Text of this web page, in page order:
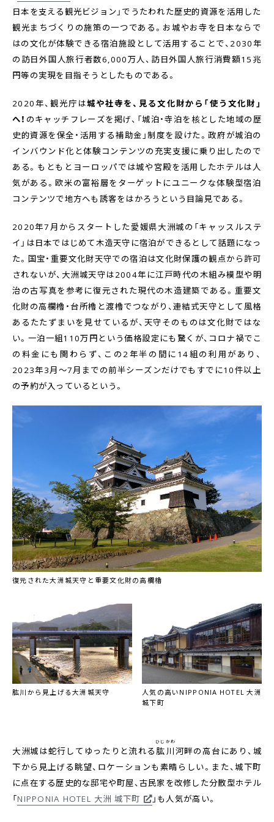
日本を支える観光ビジョン」でうたわれた歴史的資源を活用した
観光まちづくりの施策の一つである。お城やお寺を日本ならで
はの文化が体験できる宿泊施設として活用することで、2030年
の訪日外国人旅行者数6,000万人、訪日外国人旅行消費額15兆
円等の実現を目指そうとしたものである。
2020年、観光庁は城や社寺を、見る文化財から「使う文化財」
へ！ のキャッチフレーズを掲げ、「城泊・寺泊を核とした地域の歴
史的資源を保全・活用する補助金」制度を設けた。政府が城泊の
インバウンド化と体験コンテンツの充実支援に乗り出したので
ある。もともとヨーロッパでは城や宮殿を活用したホテルは人
気がある。欧米の富裕層をターゲットにユニークな体験型宿泊
コンテンツで地方へも誘客をはかろうという目論見である。
2020年7月からスタートした愛媛県大洲城の「キャッスルステ
イ」は日本ではじめて木造天守に宿泊ができるとして話題になっ
た。国宝・重要文化財天守での宿泊は文化財保護の観点から許可
されないが、大洲城天守は2004年に江戸時代の木組み模型や明
治の古写真を参考に復元された現代の木造建築である。重要文
化財の高欄櫓・台所櫓と渡櫓でつながり、連結式天守として風格
あるたたずまいを見せているが、天守そのものは文化財ではな
い。一泊一組110万円という価格設定にも驚くが、コロナ禍でこ
の料金にも関わらず、この2年半の間に14組の利用があり、
2023年3月～7月までの前半シーズンだけでもすでに10件以上
の予約が入っているという。
復元された大洲城天守と重要文化財の高欄櫓
肱川から見上げる大洲城天守
人気の高いNIPPONIA HOTEL 大洲
城下町
大洲城は蛇行してゆったりと流れる 肱川
ひじかわ
河畔の高台にあり、城
下から見上げる眺望、ロケーションも素晴らしい。また、城下町
に点在する歴史的な邸宅や町屋、古民家を改修した分散型ホテル
「NIPPONIA HOTEL 大洲 城下町 」も人気が高い。